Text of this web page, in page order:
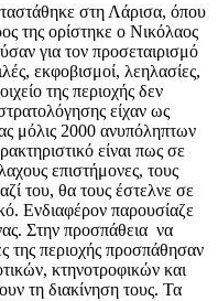
στη Λάρισα, όπου
της ορίστηκε ο Νικόλαος
για τον προσεταιρισμό
εκφοβισμοί, λεηλασίες,
της περιοχής δεν
είχαν ως
μόλις 2000 ανυπόληπτων
είναι πως σε
επιστήμονες, τους
του, θα τους έστελνε σε
Ενδιαφέρον παρουσίαζε
Στην προσπάθεια να
της περιοχής προσπάθησαν
κτηνοτροφικών και
τη διακίνηση τους. Τα